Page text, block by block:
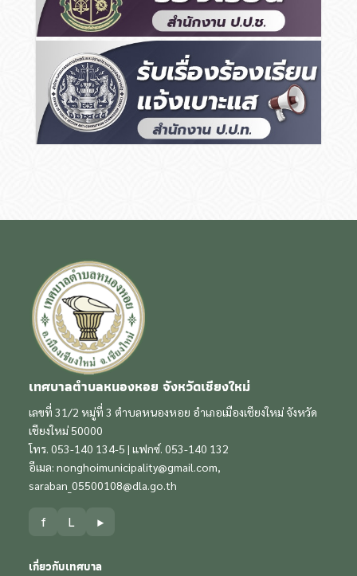
เทศบาลตำบลหนองหอย จังหวัดเชียงใหม่
เลขที่ 31/2 หมู่ที่ 3 ตำบลหนองหอย อำเภอเมืองเชียงใหม่ จังหวัด
เชียงใหม่ 50000
โทร. 053-140 134-5 | แฟกซ์. 053-140 132
อีเมล: nonghoimunicipality@gmail.com,
saraban_05500108@dla.go.th
f L ▶
เกี่ยวกับเทศบาล